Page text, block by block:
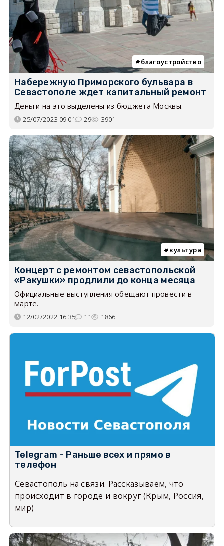
благоустройство
Набережную Приморского бульвара в
Севастополе ждет капитальный ремонт
Деньги на это выделены из бюджета Москвы.
25/07/2023 09:01 29 3901
культура
Концерт с ремонтом севастопольской
«Ракушки» продлили до конца месяца
Официальные выступления обещают провести в
марте.
12/02/2022 16:35 11 1866
Telegram - Раньше всех и прямо в
телефон
Севастополь на связи. Рассказываем, что
происходит в городе и вокруг (Крым, Россия,
мир)